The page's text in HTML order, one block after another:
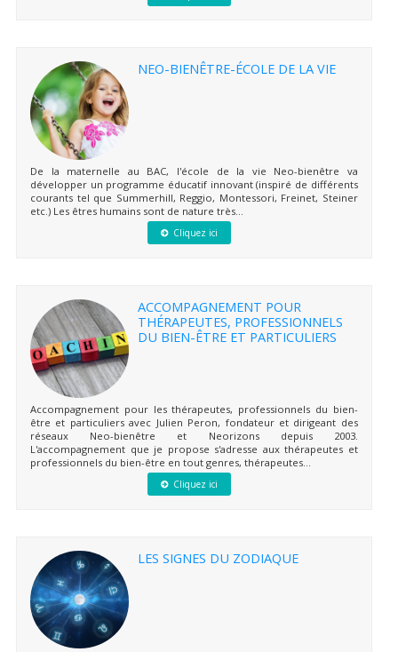
NEO-BIENÊTRE-ÉCOLE DE LA VIE
De la maternelle au BAC, l'école de la vie Neo-bienêtre va
développer un programme éducatif innovant (inspiré de différents
courants tel que Summerhill, Reggio, Montessori, Freinet, Steiner
etc.) Les êtres humains sont de nature très...
Cliquez ici
ACCOMPAGNEMENT POUR
THÉRAPEUTES, PROFESSIONNELS
DU BIEN-ÊTRE ET PARTICULIERS
Accompagnement pour les thérapeutes, professionnels du bien-
être et particuliers avec Julien Peron, fondateur et dirigeant des
réseaux Neo-bienêtre et Neorizons depuis 2003.
L'accompagnement que je propose s'adresse aux thérapeutes et
professionnels du bien-être en tout genres, thérapeutes...
Cliquez ici
LES SIGNES DU ZODIAQUE